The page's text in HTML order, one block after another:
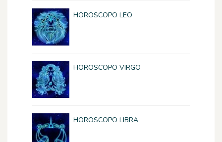
HOROSCOPO LEO
HOROSCOPO VIRGO
HOROSCOPO LIBRA